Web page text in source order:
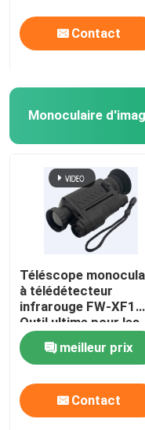
Outils de
Contact
Monoculaire
Téléscope
à télédétecteur
infrarouge FW-XF1
Outil ultime pour les
amateurs de plein
heures de batterie
meilleur prix
Contact